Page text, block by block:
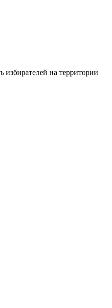
избирателей на территории